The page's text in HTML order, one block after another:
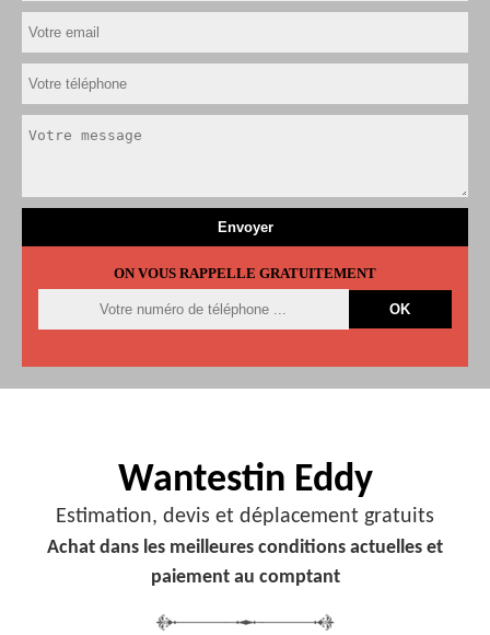
ON VOUS RAPPELLE GRATUITEMENT
Wantestin Eddy
Estimation, devis et déplacement gratuits
Achat dans les meilleures conditions actuelles et
paiement au comptant